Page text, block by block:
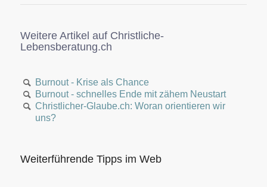
Weitere Artikel auf Christliche-
Lebensberatung.ch
Burnout - Krise als Chance
Burnout - schnelles Ende mit zähem Neustart
Christlicher-Glaube.ch: Woran orientieren wir
uns?
Weiterführende Tipps im Web